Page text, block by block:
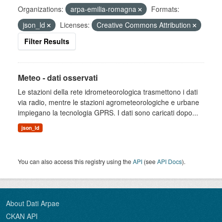
Organizations:
arpa-emilia-romagna
Formats:
json_ld
Licenses:
Creative Commons Attribution
Filter Results
Meteo - dati osservati
Le stazioni della rete idrometeorologica trasmettono i dati
via radio, mentre le stazioni agrometeorologiche e urbane
impiegano la tecnologia GPRS. I dati sono caricati dopo...
json_ld
You can also access this registry using theAPI (seeAPI Docs).
About Dati Arpae
CKAN API